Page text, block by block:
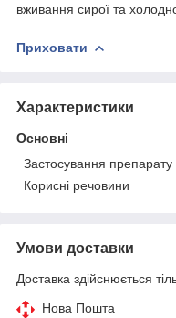
вживання сирої та
Приховати
Характеристики
Основні
Застосування препарату
Корисні речовини
Умови доставки
Доставка здійснюється
Нова Пошта